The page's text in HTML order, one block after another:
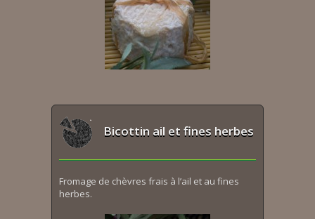
Bicottin ail et fines herbes
Fromage de chèvres frais à l’ail et au fines
herbes.